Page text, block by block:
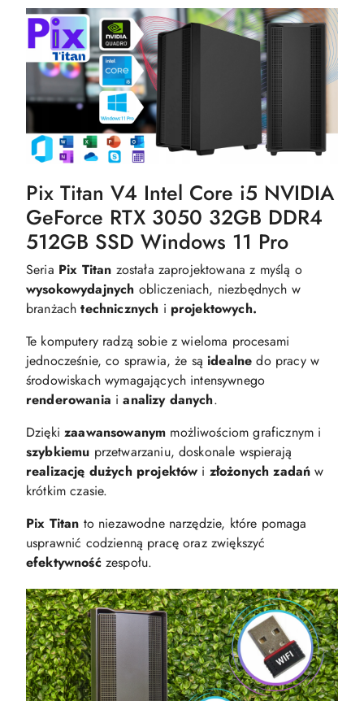
Pix Titan V4 Intel Core i5 NVIDIA
GeForce RTX 3050 32GB DDR4
512GB SSD Windows 11 Pro
Seria Pix Titan została zaprojektowana z myślą o
wysokowydajnych obliczeniach, niezbędnych w
branżachtechnicznych i projektowych.
Te komputery radzą sobie z wieloma procesami
jednocześnie, co sprawia, że sąidealne do pracy w
środowiskach wymagających intensywnego
renderowania ianalizy danych.
Dziękizaawansowanym możliwościom graficznym i
szybkiemu przetwarzaniu, doskonale wspierają
realizację dużych projektów i złożonych zadańw
krótkim czasie.
Pix Titan to niezawodne narzędzie, które pomaga
usprawnić codzienną pracę oraz zwiększyć
efektywnośćzespołu.